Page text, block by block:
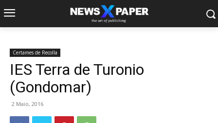
Certames de Recolla
IES Terra de Turonio
(Gondomar)
2 Maio, 2016